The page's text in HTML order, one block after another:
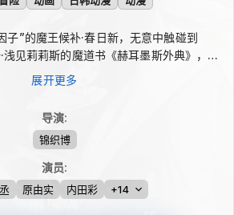
子”的魔王候补·春日新，无意中触碰到
见莉莉斯的魔道书《赫耳墨斯外典》，在
，眼前出现了一名神秘少女。 被命名为“莉
成双亲来尊敬的少女。但，在少女出现的
手创造的“白色魔王”被封印在那里。 “白
魔王，而企图将新与TRINITY SEVEN抹杀
力量的“白色魔王”面前，世界的崩坏以及走
人—— 新与TRINITY SEVEN能够保护这个
世界吗？
展开更多
导演:
锦织博
演员:
原由实 内田彩 +14